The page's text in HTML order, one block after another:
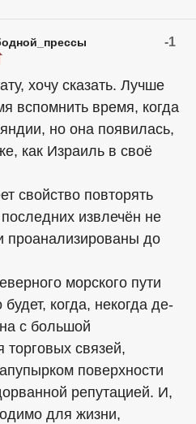
-1
хочу сказать. Лучше
вспомнить время, когда
но она появилась,
как Израиль в своё
свойство повторять
извлечён не
до
морского пути
когда, некогда де-
с большой
торговых связей,
поверхности
репутацией. И,
для жизни,